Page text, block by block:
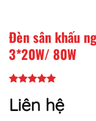
Đèn sân khấu
3*20W/ 80W
Liên hệ